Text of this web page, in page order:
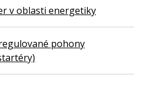
v oblasti energetiky
pohony